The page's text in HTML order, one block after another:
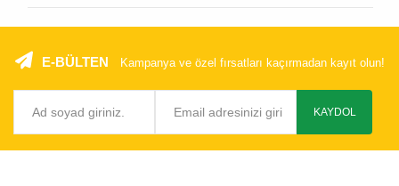
E-BÜLTEN Kampanya ve özel fırsatları kaçırmadan kayıt olun!
KAYDOL